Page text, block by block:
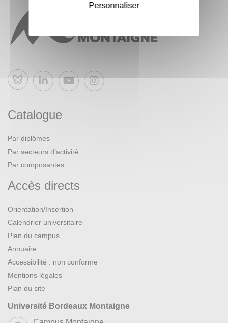
Bluesky
Catalogue
Par diplômes
Par secteurs d’activité
Par composantes
Accès directs
Orientation/Insertion
Calendrier universitaire
Plan du campus
Annuaire
Accessibilité : non conforme
Mentions légales
Plan du site
Université Bordeaux Montaigne
Personnaliser